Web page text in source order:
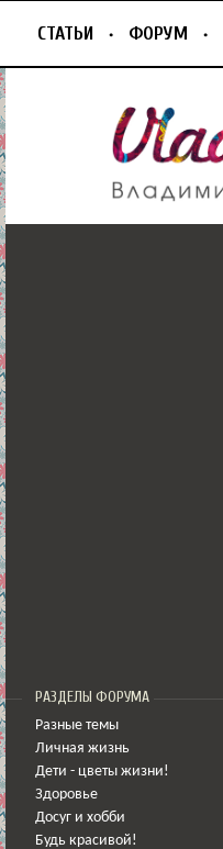
СТАТЬИ ФОРУМ
РАЗДЕЛЫ ФОРУМА
Разные темы
Личная жизнь
Дети - цветы жизни!
Здоровье
Досуг и хобби
Будь красивой!